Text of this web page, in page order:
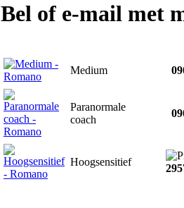
Bel of e-mail met
Medium
Paranormale
coach
Hoogsensitief